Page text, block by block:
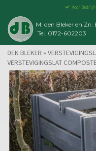
Voor
M. den Bleker en Zn.
Tel. 0172-602203
DEN BLEKER »
VERSTEVIGINGSLAT